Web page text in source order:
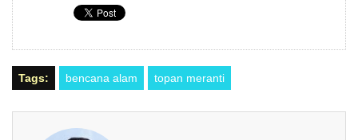
Tags: bencana alam topan meranti